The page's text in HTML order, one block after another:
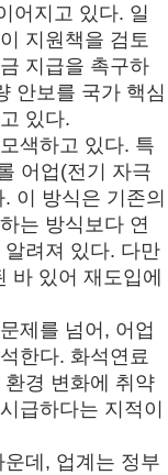
어지고 있다. 일
지원책을 검토
지급을 촉구하
안보를 국가 핵심
있다.
색하고 있다. 특
어업(전기 자극
. 이 방식은 기존의
는 방식보다 연
려져 있다. 다만
바 있어 재도입에
제를 넘어 , 어업
한다. 화석연료
경 변화에 취약
급하다는 지적이
데 , 업계는 정부